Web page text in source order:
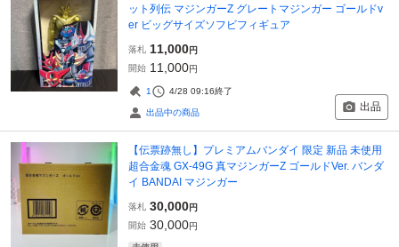
ット列伝 マジンガーZ グレートマジンガー ゴールドv
er ビッグサイズソフビフィギュア
落札 11,000円
開始 11,000円
1 4/28 09:16終了
出品中の商品 出品
【伝票跡無し】プレミアムバンダイ 限定 新品 未使用
超合金魂 GX-49G 真マジンガーZ ゴールドVer. バンダ
イ BANDAI マジンガー
落札 30,000円
開始 30,000円